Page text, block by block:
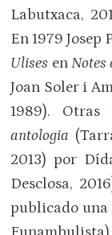
Labutxaca,
En 1979
Ulises enNotes
Joan Soler i
1989).
antologia
2013) por
Desclosa,
publicado una